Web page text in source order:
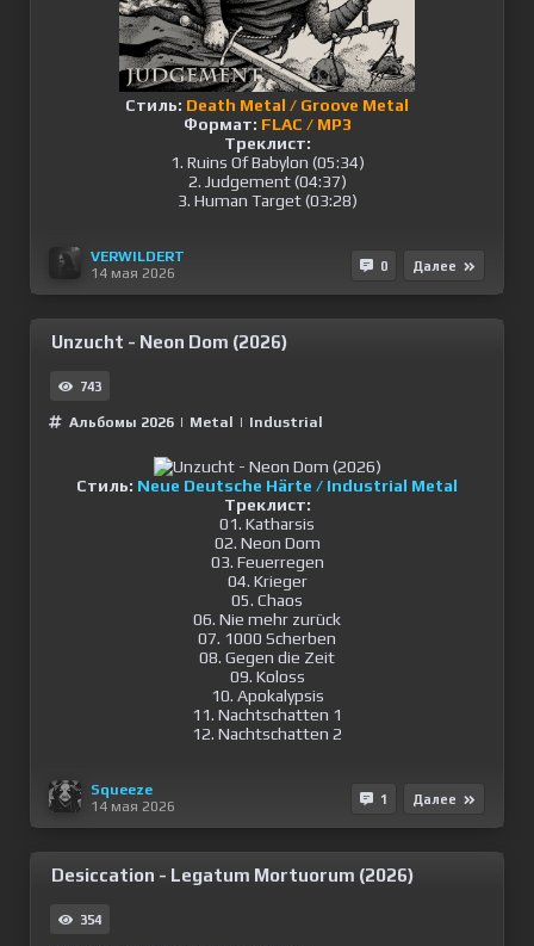
Стиль: Death Metal / Groove Metal
Формат: FLAC / MP3
Треклист:
1. Ruins Of Babylon (05:34)
2. Judgement (04:37)
3. Human Target (03:28)
VERWILDERT
14 мая 2026
0 Далее
Unzucht - Neon Dom (2026)
743
Альбомы 2026 | Metal | Industrial
Стиль: Neue Deutsche Härte / Industrial Metal
Треклист:
01. Katharsis
02. Neon Dom
03. Feuerregen
04. Krieger
05. Chaos
06. Nie mehr zurück
07. 1000 Scherben
08. Gegen die Zeit
09. Koloss
10. Apokalypsis
11. Nachtschatten 1
12. Nachtschatten 2
Squeeze
14 мая 2026
1 Далее
Desiccation - Legatum Mortuorum (2026)
354